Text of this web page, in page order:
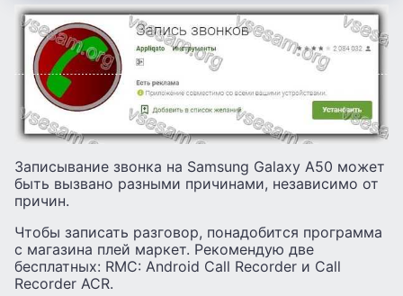
Записывание звонка на Samsung Galaxy A50 может
быть вызвано разными причинами, независимо от
причин.
Чтобы записать разговор, понадобится программа
с магазина плей маркет. Рекомендую две
бесплатных: RMC: Android Call Recorder и Call
Recorder ACR.